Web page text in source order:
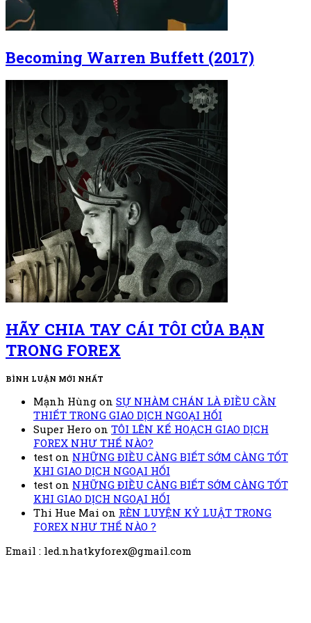
Becoming Warren Buffett (2017)
HÃY CHIA TAY CÁI TÔI CỦA BẠN
TRONG FOREX
BÌNH LUẬN MỚI NHẤT
Mạnh Hùng on SỰ NHÀM CHÁN LÀ ĐIỀU CẦN
THIẾT TRONG GIAO DỊCH NGOẠI HỐI
Super Hero on TÔI LÊN KẾ HOẠCH GIAO DỊCH
FOREX NHƯ THẾ NÀO?
test on NHỮNG ĐIỀU CÀNG BIẾT SỚM CÀNG TỐT
KHI GIAO DỊCH NGOẠI HỐI
test on NHỮNG ĐIỀU CÀNG BIẾT SỚM CÀNG TỐT
KHI GIAO DỊCH NGOẠI HỐI
Thi Hue Mai on RÈN LUYỆN KỶ LUẬT TRONG
FOREX NHƯ THẾ NÀO ?
Email : led.nhatkyforex@gmail.com